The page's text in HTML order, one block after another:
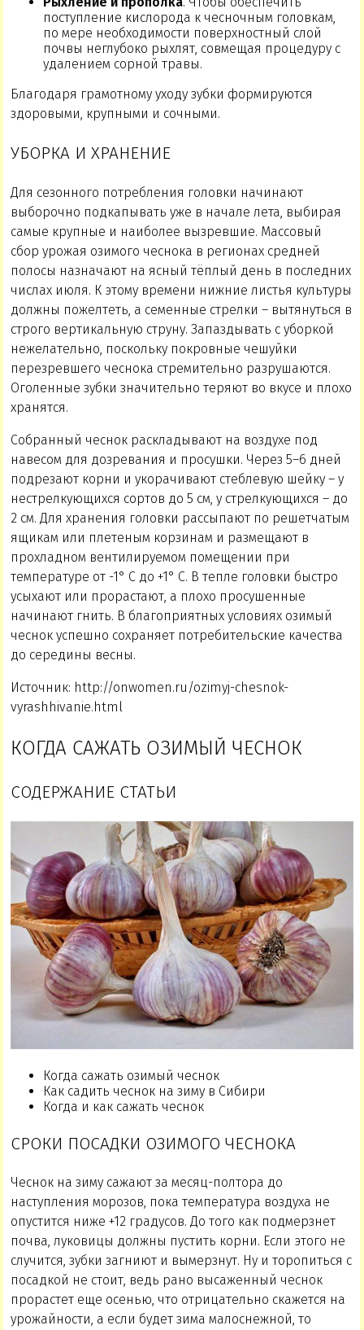
поступление кислорода к чесночным головкам,
по мере необходимости поверхностный слой
почвы неглубоко рыхлят, совмещая процедуру с
удалением сорной травы.
Благодаря грамотному уходу зубки формируются
здоровыми, крупными и сочными.
УБОРКА И ХРАНЕНИЕ
Для сезонного потребления головки начинают
выборочно подкапывать уже в начале лета, выбирая
самые крупные и наиболее вызревшие. Массовый
сбор урожая озимого чеснока в регионах средней
полосы назначают на ясный тёплый день в последних
числах июля. К этому времени нижние листья культуры
должны пожелтеть, а семенные стрелки – вытянуться в
строго вертикальную струну. Запаздывать с уборкой
нежелательно, поскольку покровные чешуйки
перезревшего чеснока стремительно разрушаются.
Оголенные зубки значительно теряют во вкусе и плохо
хранятся.
Собранный чеснок раскладывают на воздухе под
навесом для дозревания и просушки. Через 5–6 дней
подрезают корни и укорачивают стеблевую шейку – у
нестрелкующихся сортов до 5 см, у стрелкующихся – до
2 см. Для хранения головки рассыпают по решетчатым
ящикам или плетеным корзинам и размещают в
прохладном вентилируемом помещении при
температуре от -1° C до +1° C. В тепле головки быстро
усыхают или прорастают, а плохо просушенные
начинают гнить. В благоприятных условиях озимый
чеснок успешно сохраняет потребительские качества
до середины весны.
Источник: http://onwomen.ru/ozimyj-chesnok-
vyrashhivanie.html
КОГДА САЖАТЬ ОЗИМЫЙ ЧЕСНОК
СОДЕРЖАНИЕ СТАТЬИ
Когда сажать озимый чеснок
Как садить чеснок на зиму в Сибири
Когда и как сажать чеснок
СРОКИ ПОСАДКИ ОЗИМОГО ЧЕСНОКА
Чеснок на зиму сажают за месяц-полтора до
наступления морозов, пока температура воздуха не
опустится ниже +12 градусов. До того как подмерзнет
почва, луковицы должны пустить корни. Если этого не
случится, зубки загниют и вымерзнут. Ну и торопиться с
посадкой не стоит, ведь рано высаженный чеснок
прорастет еще осенью, что отрицательно скажется на
урожайности, а если будет зима малоснежной, то